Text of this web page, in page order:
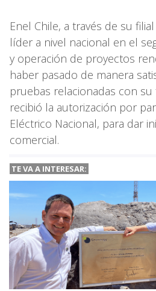
Enel Chile, a través de su
líder a nivel nacional en el
y operación de proyectos
haber pasado de manera
pruebas relacionadas con
recibió la autorización por
Eléctrico Nacional, para dar
comercial.
TE VA A INTERESAR: